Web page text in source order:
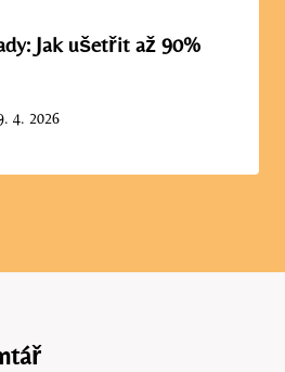
Jak ušetřit až 90%
4. 2026